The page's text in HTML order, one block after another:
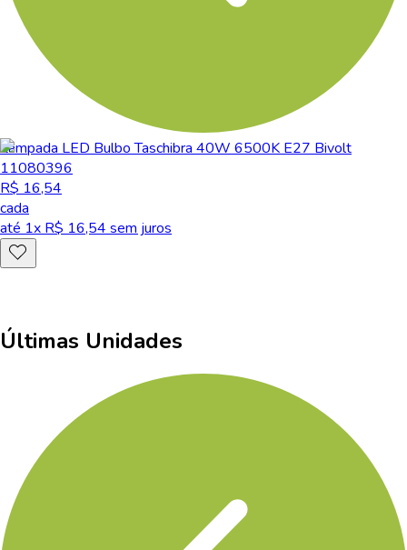
Lâmpada LED Bulbo Taschibra 40W 6500K E27 Bivolt
11080396
R$ 16,54
cada
até1x R$16,54sem juros
Últimas Unidades